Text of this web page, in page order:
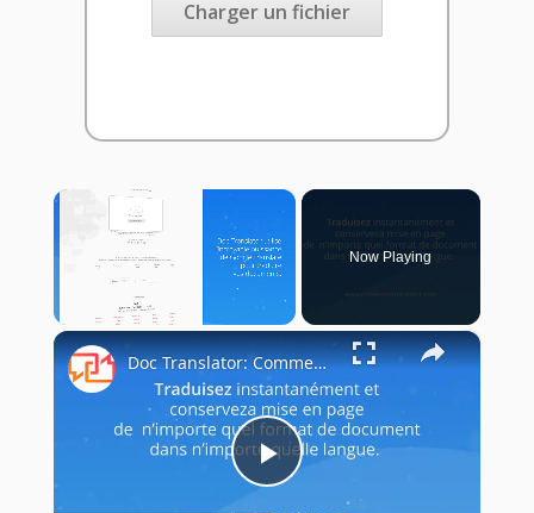
Charger un fichier
×
Unmute
Now Playing
×
Play
Doc Translator: Comment utiliser le traducteur de documents?